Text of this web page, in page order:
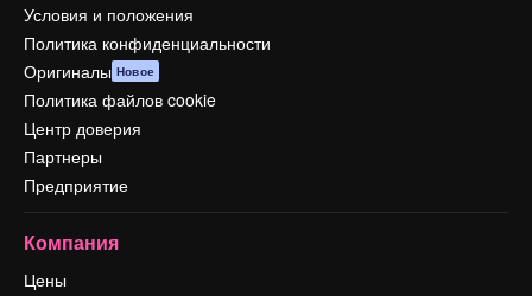
Условия и положения
Политика конфиденциальности
Оригиналы Новое
Политика файлов cookie
Центр доверия
Партнеры
Предприятие
Компания
Цены